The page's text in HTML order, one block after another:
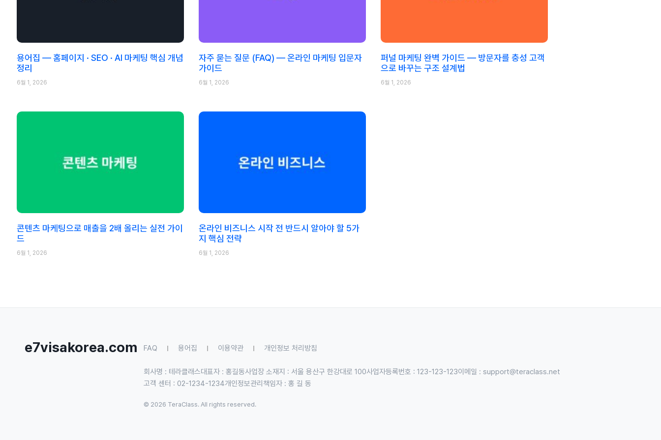
용어집 — 홈페이지 · SEO · AI 마케팅 핵심 개념
정리
6월 1, 2026
자주 묻는 질문 (FAQ) — 온라인 마케팅 입문자
가이드
6월 1, 2026
퍼널 마케팅 완벽 가이드 — 방문자를 충성 고객
으로 바꾸는 구조 설계법
6월 1, 2026
콘텐츠 마케팅으로 매출을 2배 올리는 실전 가이
드
6월 1, 2026
온라인 비즈니스 시작 전 반드시 알아야 할 5가
지 핵심 전략
6월 1, 2026
e7visakorea.com FAQ 용어집 이용약관 개인정보 처리방침
회사명 : 테라클래스대표자 : 홍길동사업장 소재지 : 서울 용산구 한강대로 100사업자등록번호 : 123-123-123이메일 :support@teraclass.net
고객 센터 : 02-1234-1234개인정보관리책임자 : 홍 길 동
© 2026 TeraClass. All rights reserved.